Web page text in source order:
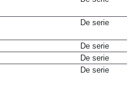
De serie
De serie
De serie
De serie